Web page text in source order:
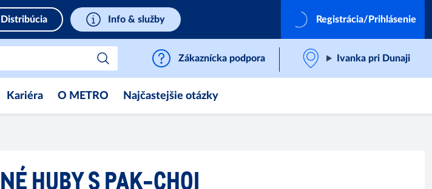
Distribúcia Info & služby Registrácia/Prihlásenie
Zákaznícka podpora Ivanka pri Dunaji
Kariéra O METRO Najčastejšie otázky
HUBY S PAK-CHOI